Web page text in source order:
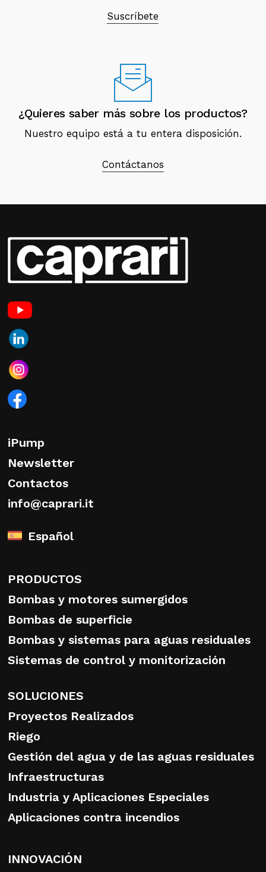
Suscríbete
¿Quieres saber más sobre los productos?
Nuestro equipo está a tu entera disposición.
Contáctanos
iPump
Newsletter
Contactos
info@caprari.it
Español
PRODUCTOS
Bombas y motores sumergidos
Bombas de superficie
Bombas y sistemas para aguas residuales
Sistemas de control y monitorización
SOLUCIONES
Proyectos Realizados
Riego
Gestión del agua y de las aguas residuales
Infraestructuras
Industria y Aplicaciones Especiales
Aplicaciones contra incendios
INNOVACIÓN